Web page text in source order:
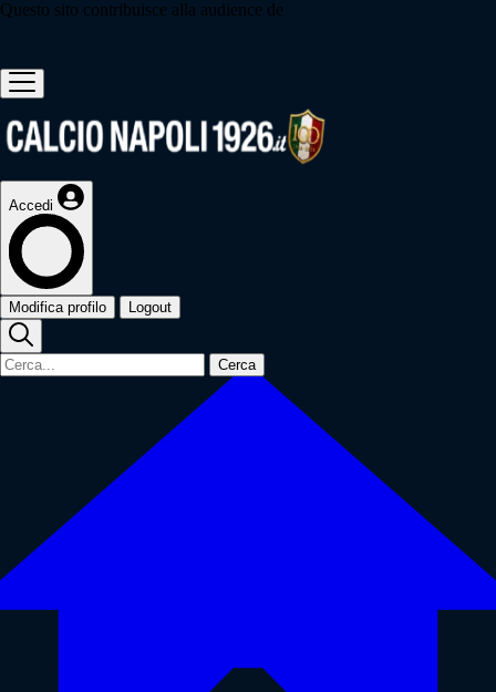
Questo sito contribuisce alla audience de
Accedi
Modifica profilo Logout
Cerca